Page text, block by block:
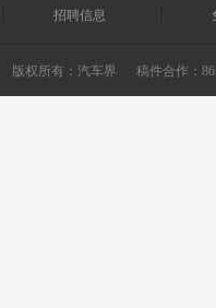
招聘信息
版权所有： 汽车界 稿件合作：